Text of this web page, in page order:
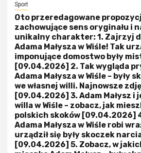
Sport
Oto przeredagowane
zachowujące sens oryginału i
unikalny charakter: 1. Zajrzyj
Adama Małysza w Wiśle! Tak
imponujące domostwo były
[09.04.2026] 2. Tak wygląda
Adama Małysza w Wiśle – były
we własnej willi. Najnowsze
[09.04.2026] 3. Adam Małysz i
willa w Wiśle – zobacz, jak
polskich skoków [09.04.2026]
Adama Małysza w Wiśle robi
urządził się były skoczek
[09.04.2026] 5. Zobacz, w